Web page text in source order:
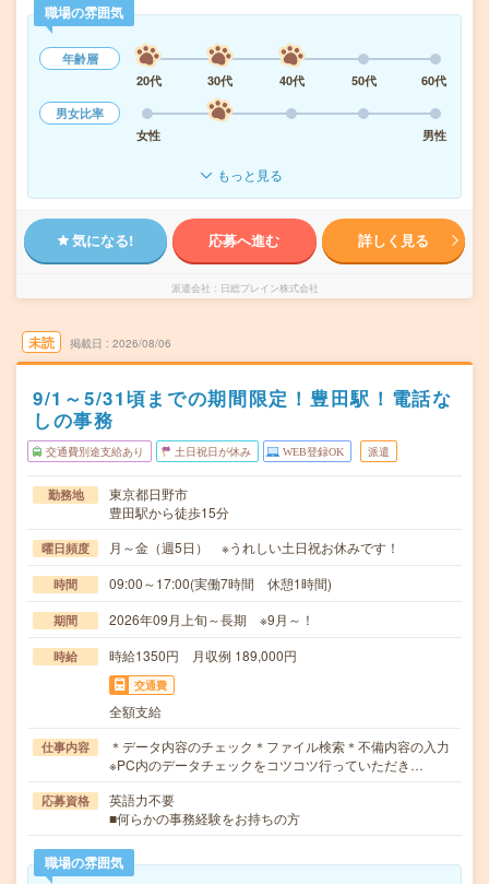
職場の雰囲気
年齢層
20代
30代 40代 50代
60代
男女比率
女性
男性
もっと見る
気になる! 応募へ進む 詳しく見る
派遣会社 日総ブレイン株式会社
未読 掲載日 2026/08/06
9/1～5/31頃までの期間限定！豊田駅！電話な
しの事務
交通費別途支給あり 土日祝日が休み WEB登録OK 派遣
勤務地
東京都日野市
豊田駅から徒歩15分
曜日頻度 月～金（週5日） ※うれしい土日祝お休みです！
時間 09:00～17:00(実働7時間 休憩1時間)
期間 2026年09月上旬～長期 ※9月～！
時給 時給1350円 月収例 189,000円
交通費
全額支給
仕事内容
＊データ内容のチェック＊ファイル検索＊不備内容の入力
※PC内のデータチェックをコツコツ行っていただき…
応募資格
英語力不要
■何らかの事務経験をお持ちの方
職場の雰囲気